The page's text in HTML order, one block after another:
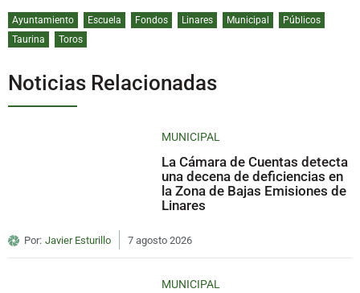
Ayuntamiento Escuela Fondos Linares Municipal
Públicos
Taurina
Toros
Noticias Relacionadas
MUNICIPAL
La Cámara de Cuentas detecta
una decena de deficiencias en
la Zona de Bajas Emisiones de
Linares
Por: Javier Esturillo 7 agosto 2026
MUNICIPAL